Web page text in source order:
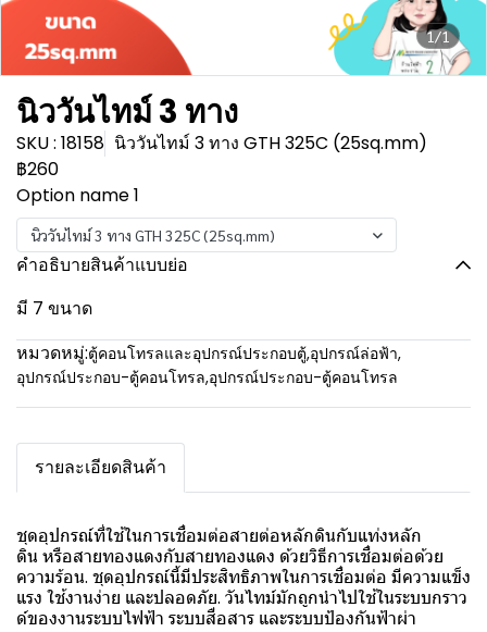
1/1
นิววันไทม์ 3 ทาง
SKU : 18158 นิววันไทม์ 3 ทาง GTH 325C (25sq.mm)
฿260
Option name 1
นิววันไทม์ 3 ทาง GTH 325C (25sq.mm)
คำอธิบายสินค้าแบบย่อ
มี 7 ขนาด
หมวดหมู่:ตู้คอนโทรลและอุปกรณ์ประกอบตู้,อุปกรณ์ล่อฟ้า,
อุปกรณ์ประกอบ-ตู้คอนโทรล,อุปกรณ์ประกอบ-ตู้คอนโทรล
รายละเอียดสินค้า
ชุดอุปกรณ์ที่ใช้ในการเชื่อมต่อสายต่อหลักดินกับแท่งหลัก
ดิน หรือสายทองแดงกับสายทองแดง ด้วยวิธีการเชื่อมต่อด้วย
ความร้อน. ชุดอุปกรณ์นี้มีประสิทธิภาพในการเชื่อมต่อ มีความแข็ง
แรง ใช้งานง่าย และปลอดภัย. วันไทม์มักถูกนำไปใช้ในระบบกราว
ด์ของงานระบบไฟฟ้า ระบบสื่อสาร และระบบป้องกันฟ้าผ่า